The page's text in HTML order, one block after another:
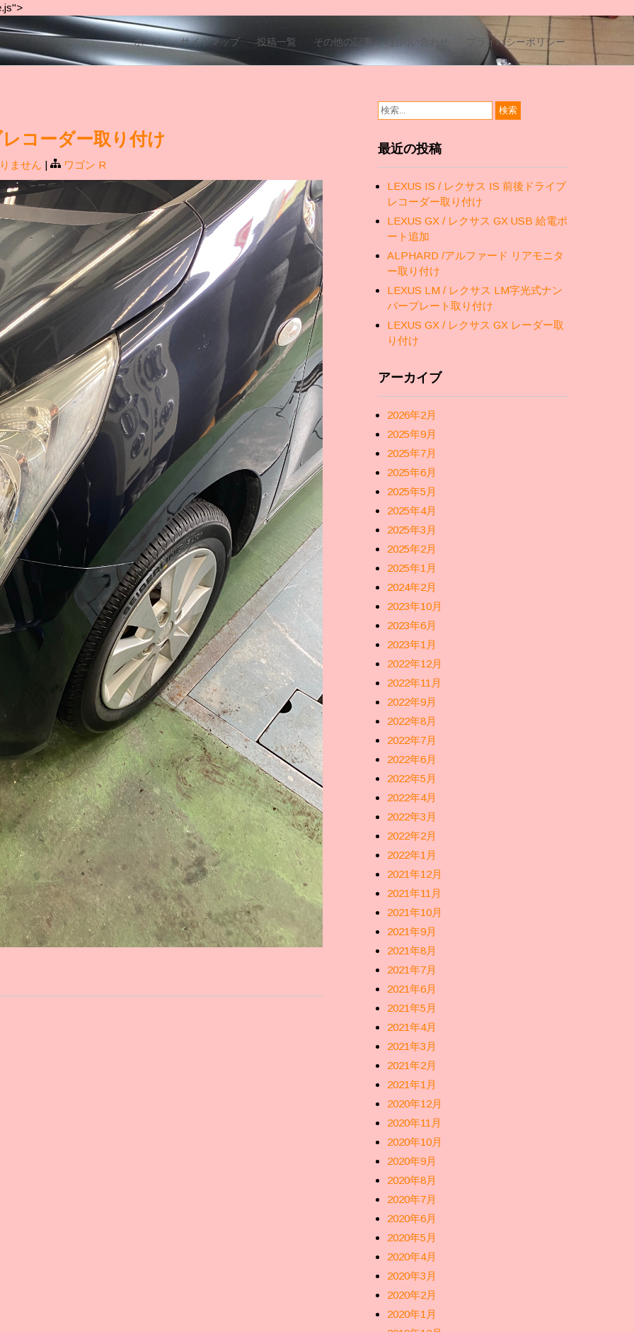
ホーム サイトマップ 投稿一覧 その他の記事 お問い合わせ プライバシーポリシー
コーダー取り付け
ません | ワゴン R
最近の投稿
LEXUS IS / レクサス IS 前後ドライブ
レコーダー取り付け
LEXUS GX / レクサス GX USB 給電ポ
ート追加
ALPHARD /アルファード リアモニタ
ー取り付け
LEXUS LM / レクサス LM字光式ナン
バープレート取り付け
LEXUS GX / レクサス GX レーダー取
り付け
アーカイブ
2026年2月
2025年9月
2025年7月
2025年6月
2025年5月
2025年4月
2025年3月
2025年2月
2025年1月
2024年2月
2023年10月
2023年6月
2023年1月
2022年12月
2022年11月
2022年9月
2022年8月
2022年7月
2022年6月
2022年5月
2022年4月
2022年3月
2022年2月
2022年1月
2021年12月
2021年11月
2021年10月
2021年9月
2021年8月
2021年7月
2021年6月
2021年5月
2021年4月
2021年3月
2021年2月
2021年1月
2020年12月
2020年11月
2020年10月
2020年9月
2020年8月
2020年7月
2020年6月
2020年5月
2020年4月
2020年3月
2020年2月
2020年1月